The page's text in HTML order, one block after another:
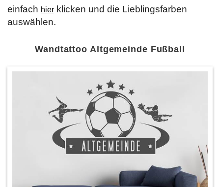
einfach hier klicken und die Lieblingsfarben
auswählen.
Wandtattoo Altgemeinde Fußball